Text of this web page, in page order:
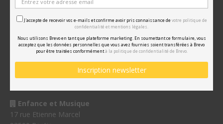
J'accepte de recevoir vos e-mails et confirme avoir pris connaissance de votre politique de
confidentialité et mentions légales.
Nous utilisons Brevo en tant que plateforme marketing. En soumettant ce formulaire, vous
acceptez que les données personnelles que vous avez fournies soient transférées à Brevo
pour être traitées conformémentà la politique de confidentialité de Brevo.
Enfance et Musique
17 rue Etienne Marcel